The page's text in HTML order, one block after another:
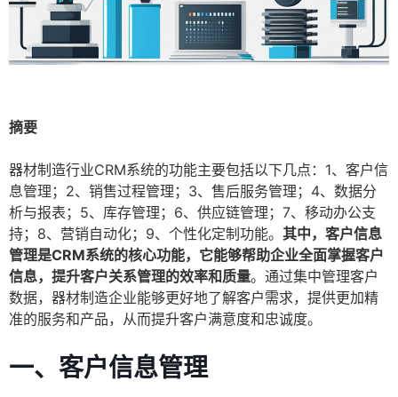
摘要
器材制造行业CRM系统的功能主要包括以下几点：1、客户信
息管理；2、销售过程管理；3、售后服务管理；4、数据分
析与报表；5、库存管理；6、供应链管理；7、移动办公支
持；8、营销自动化；9、个性化定制功能。 其中，客户信息
管理是CRM系统的核心功能，它能够帮助企业全面掌握客户
信息，提升客户关系管理的效率和质量。通过集中管理客户
数据，器材制造企业能够更好地了解客户需求，提供更加精
准的服务和产品，从而提升客户满意度和忠诚度。
一、客户信息管理